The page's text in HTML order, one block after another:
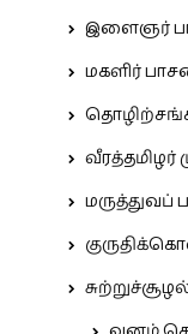
இளைஞர்
மகளிர்
மருத்துவப்